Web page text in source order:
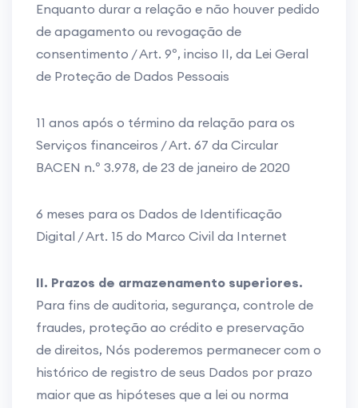
Enquanto durar a relação e não houver pedido
de apagamento ou revogação de
consentimento / Art. 9º, inciso II, da Lei Geral
de Proteção de Dados Pessoais
11 anos após o término da relação para os
Serviços financeiros / Art. 67 da Circular
BACEN n.º 3.978, de 23 de janeiro de 2020
6 meses para os Dados de Identificação
Digital / Art. 15 do Marco Civil da Internet
II. Prazos de armazenamento superiores.
Para fins de auditoria, segurança, controle de
fraudes, proteção ao crédito e preservação
de direitos, Nós poderemos permanecer com o
histórico de registro de seus Dados por prazo
maior que as hipóteses que a lei ou norma